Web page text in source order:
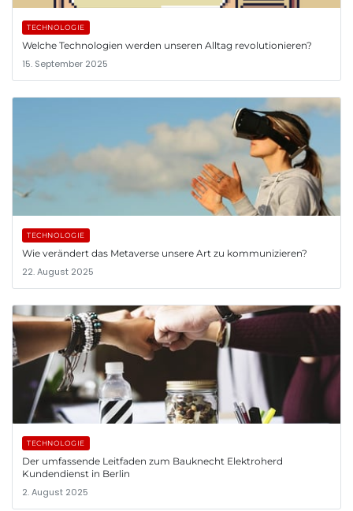
TECHNOLOGIE
Welche Technologien werden unseren Alltag revolutionieren?
15. September 2025
TECHNOLOGIE
Wie verändert das Metaverse unsere Art zu kommunizieren?
22. August 2025
TECHNOLOGIE
Der umfassende Leitfaden zum Bauknecht Elektroherd
Kundendienst in Berlin
2. August 2025